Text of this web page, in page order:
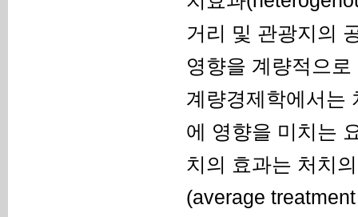
거리 및 관광지의
영향을 계량적으
계량경제학에서는
에 영향을 미치는
치의 효과는 처치
(average